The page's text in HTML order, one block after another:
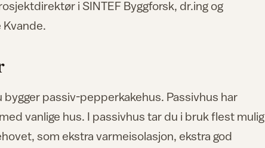
i SINTEF Byggforsk, dr.ing og
Kvande.
passiv-pepperkakehus. Passivhus har
vanlige hus. I passivhus tar du i bruk flest mulig
som ekstra varmeisolasjon, ekstra god